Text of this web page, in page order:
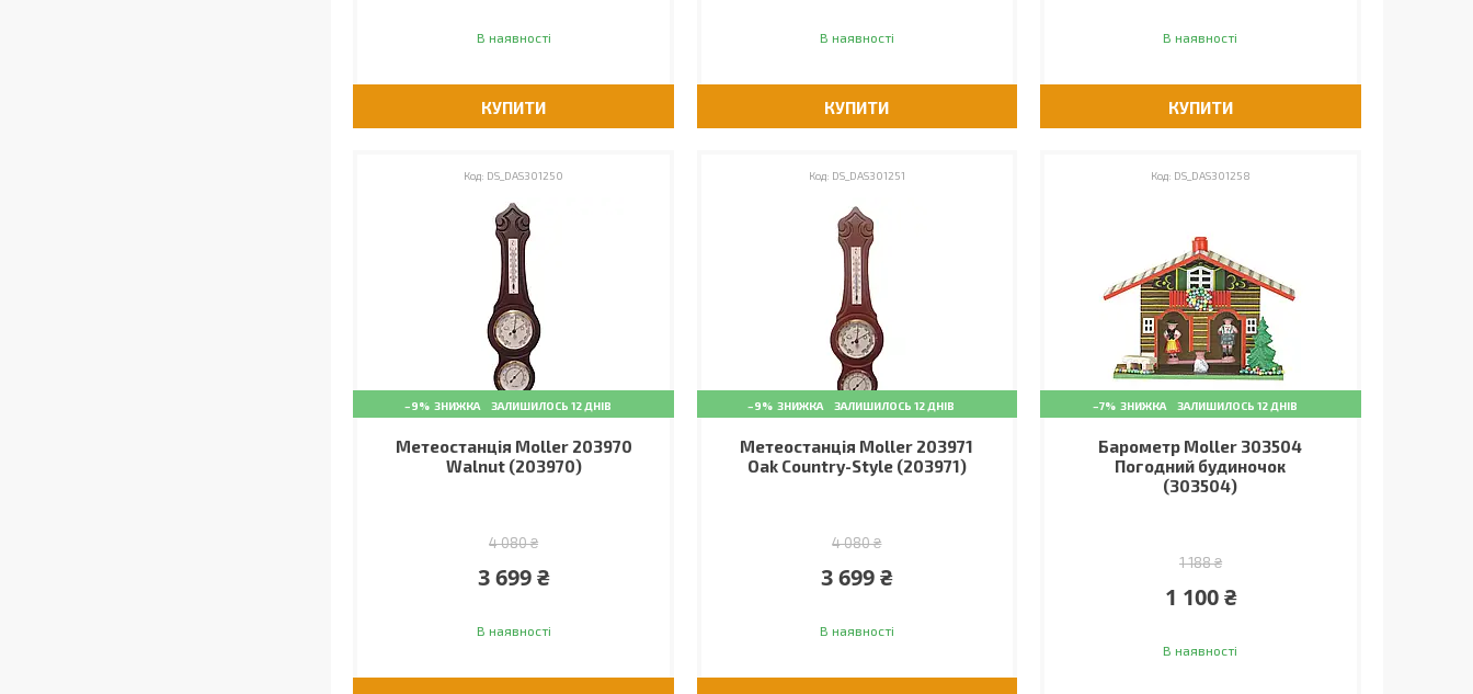
В наявності
КУПИТИ
В наявності
КУПИТИ
В наявності
КУПИТИ
DS_DAS301250
–9% ЗАЛИШИЛОСЬ 12 ДНІВ
Метеостанція Moller 203970
Walnut (203970)
4 080 ₴
3 699 ₴
В наявності
DS_DAS301251
–9% ЗАЛИШИЛОСЬ 12 ДНІВ
Метеостанція Moller 203971
Oak Country-Style (203971)
4 080 ₴
3 699 ₴
В наявності
DS_DAS301258
–7% ЗАЛИШИЛОСЬ 12 ДНІВ
Барометр Moller 303504
Погодний будиночок
(303504)
1 188 ₴
1 100 ₴
В наявності